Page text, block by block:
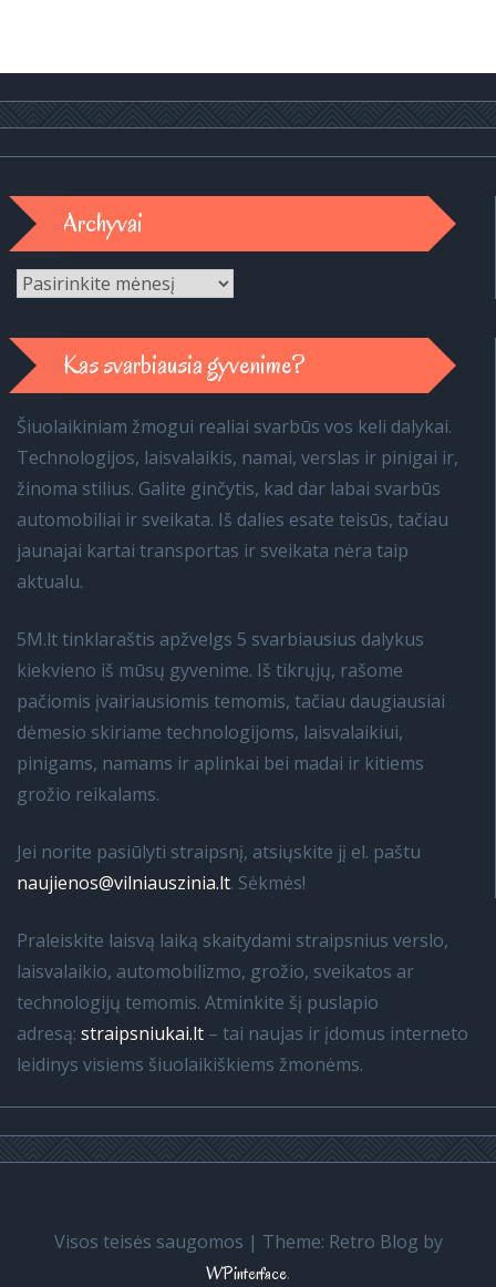
Archyvai
Archyvai
Kas svarbiausia gyvenime?
Šiuolaikiniam žmogui realiai svarbūs vos keli dalykai.
Technologijos, laisvalaikis, namai, verslas ir pinigai ir,
žinoma stilius. Galite ginčytis, kad dar labai svarbūs
automobiliai ir sveikata. Iš dalies esate teisūs, tačiau
jaunajai kartai transportas ir sveikata nėra taip
aktualu.
5M.lt tinklaraštis apžvelgs 5 svarbiausius dalykus
kiekvieno iš mūsų gyvenime. Iš tikrųjų, rašome
pačiomis įvairiausiomis temomis, tačiau daugiausiai
dėmesio skiriame technologijoms, laisvalaikiui,
pinigams, namams ir aplinkai bei madai ir kitiems
grožio reikalams.
Jei norite pasiūlyti straipsnį, atsiųskite jį el. paštu
naujienos@vilniauszinia.lt. Sėkmės!
Praleiskite laisvą laiką skaitydami straipsnius verslo,
laisvalaikio, automobilizmo, grožio, sveikatos ar
technologijų temomis. Atminkite šį puslapio
adresą: straipsniukai.lt – tai naujas ir įdomus interneto
leidinys visiems šiuolaikiškiems žmonėms.
Visos teisės saugomos | Theme: Retro Blog by
WPinterface.